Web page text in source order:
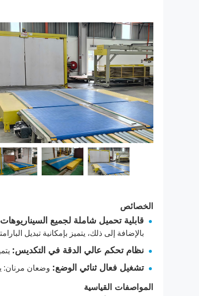
الخصائص
قابلية تحميل شاملة لجميع
بالإضافة إلى ذلك، يتميز بإمكانية تبديل
نظام تحكم عالي الدقة في التكديس:
تشغيل فعال ثنائي الوضع: وضعان مرنان: يدوي/
المواصفات القياسية